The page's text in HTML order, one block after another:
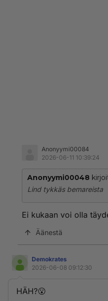
Anonyymi00084
2026-06-11 10:39:24
Anonyymi00048
Lind tykkäs bemareista
Ei kukaan voi olla
Äänestä
Demokrates
2026-06-08 09:12:30
HÄH?😮